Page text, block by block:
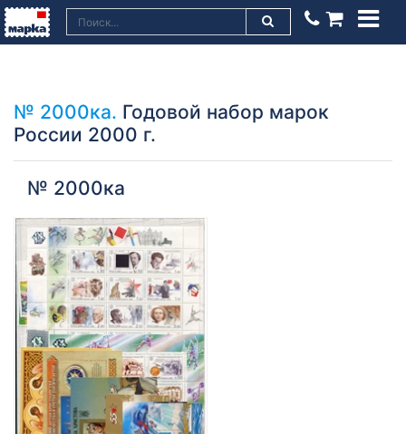
№ 2000ка. Годовой набор марок
России 2000 г.
№ 2000ка